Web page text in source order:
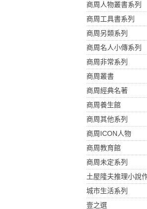
商周人物叢書系列
商周工具書系列
商周另類系列
商周名人小傳系列
商周非常系列
商周叢書
商周經典名著
商周養生館
商周其他系列
商周ICON人物
商周教育館
商周未定系列
土屋隆夫推理小說
城市生活系列
壹之選